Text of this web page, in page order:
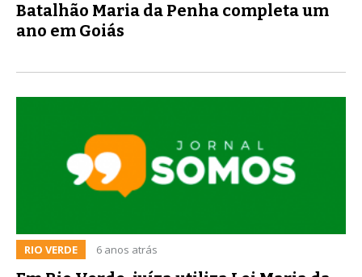
Batalhão Maria da Penha completa um
ano em Goiás
RIO VERDE 6 anos atrás